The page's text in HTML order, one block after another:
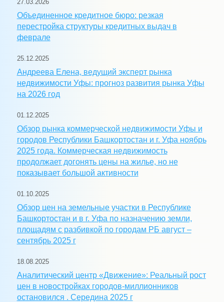
27.03.2026
Объединенное кредитное бюро: резкая
перестройка структуры кредитных выдач в
феврале
25.12.2025
Андреева Елена, ведущий эксперт рынка
недвижимости Уфы: прогноз развития рынка Уфы
на 2026 год
01.12.2025
Обзор рынка коммерческой недвижимости Уфы и
городов Республики Башкортостан и г. Уфа ноябрь
2025 года. Коммерческая недвижимость
продолжает догонять цены на жилье, но не
показывает большой активности
01.10.2025
Обзор цен на земельные участки в Республике
Башкортостан и в г. Уфа по назначению земли,
площадям с разбивкой по городам РБ август –
сентябрь 2025 г
18.08.2025
Аналитический центр «Движение»: Реальный рост
цен в новостройках городов-миллионников
остановился . Середина 2025 г